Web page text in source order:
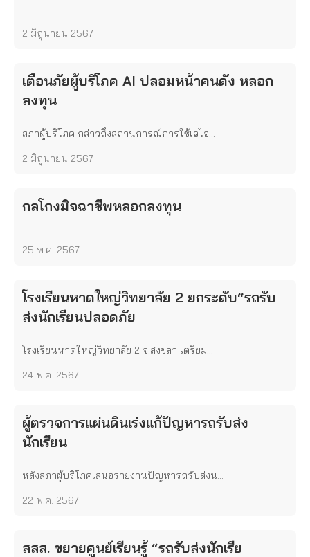
2 มิถุนายน 2567
เตือนภัยผู้บริโภค AI ปลอมหน้าคนดัง หลอก
ลงทุน
สภาผู้บริโภค กล่าวถึงสถานการณ์การใช้เอไอ...
2 มิถุนายน 2567
กลโกงมิจฉาชีพหลอกลงทุน
25 พ.ค. 2567
โรงเรียนหาดใหญ่วิทยาลัย 2 ยกระดับ“รถรับ
ส่งนักเรียนปลอดภัย
โรงเรียนหาดใหญ่วิทยาลัย 2 จ.สงขลา เตรียม...
24 พ.ค. 2567
ผู้ตรวจการแผ่นดินเร่งแก้ปัญหารถรับส่ง
นักเรียน
หลังสภาผู้บริโภคเสนอรายงานปัญหารถรับส่งน...
22 พ.ค. 2567
สสส. ขยายศูนย์เรียนรู้ “รถรับส่งนักเรีย